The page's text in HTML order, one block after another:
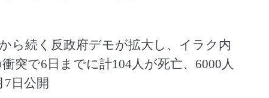
ら続く反政府デモが拡大し、イラク内
突で6日までに計104人が死亡、6000人
7日公開